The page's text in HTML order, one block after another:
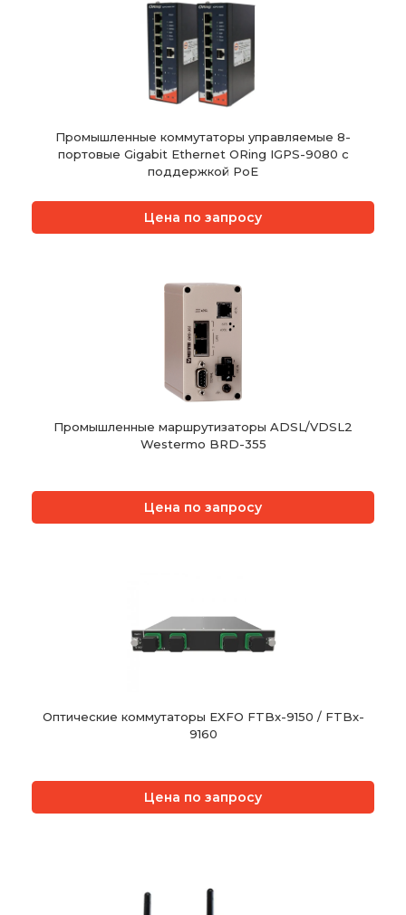
Промышленные коммутаторы управляемые 8-
портовые Gigabit Ethernet ORing IGPS-9080 с
поддержкой PoE
Цена по запросу
Промышленные маршрутизаторы ADSL/VDSL2
Westermo BRD-355
Цена по запросу
Оптические коммутаторы EXFO FTBx-9150 / FTBx-
9160
Цена по запросу